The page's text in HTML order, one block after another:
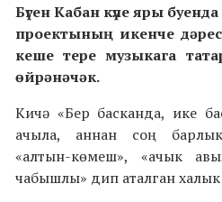
Бүген Кабан күле яры
проектының икенче
кеше тере музыкага
өйрәнәчәк.
Кичә «Бер басканда, ике
ачыла, аннан соң
«алтын-көмеш», «ачык
чабышлы» дип аталган